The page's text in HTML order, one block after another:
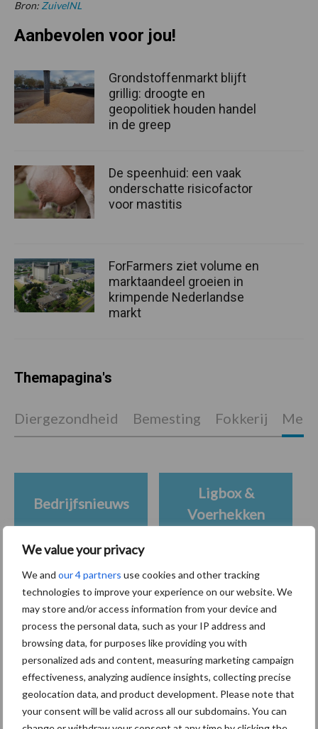
We value your privacy
We and our 4 partners use cookies and other tracking
technologies to improve your experience on our website. We
may store and/or access information from your device and
process the personal data, such as your IP address and
browsing data, for purposes like providing you with
personalized ads and content, measuring marketing campaign
effectiveness, analyzing audience insights, collecting precise
geolocation data, and product development. Please note that
your consent will be valid across all our subdomains. You can
Bron: ZuivelNL
Primaire
Sidebar
Recent nieuws Partner nieuws
7 aug
Grondstoffenmarkt blijft grillig:
droogte en geopolitiek houden
Aanbevolen voor jou!
Grondstoffenmarkt blijft
grillig: droogte en
geopolitiek houden handel
in de greep
De speenhuid: een vaak
onderschatte risicofactor
voor mastitis
ForFarmers ziet volume en
marktaandeel groeien in
krimpende Nederlandse
markt
Themapagina's
Diergezondheid Bemesting Fokkerij
Bedrijfsnieuws
Ligbox &
Voerhekken
Toon meer